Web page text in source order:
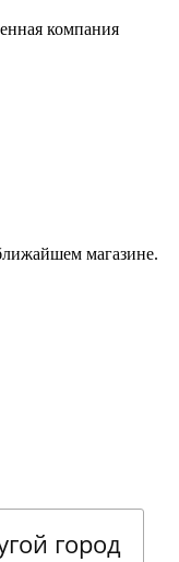
компания
магазине.
город